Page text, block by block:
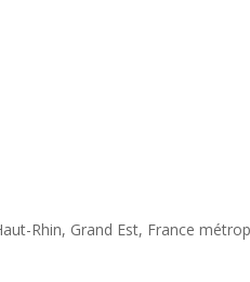
Rhin, Grand Est, France